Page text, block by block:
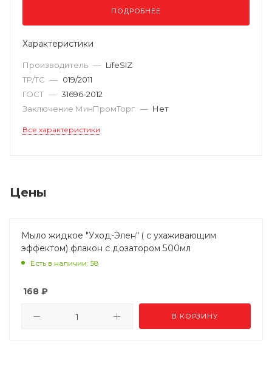
ПОДРОБНЕЕ
Характеристики
Производитель — LifeSIZ
ТР/ТС — 019/2011
ГОСТ — 31696-2012
Заключение МинПромТорг — Нет
Все характеристики
Цены
Мыло жидкое "Уход-Элен" ( с ухаживающим
эффектом) флакон с дозатором 500мл
Есть в наличии: 58
168 ₽
В КОРЗИНУ